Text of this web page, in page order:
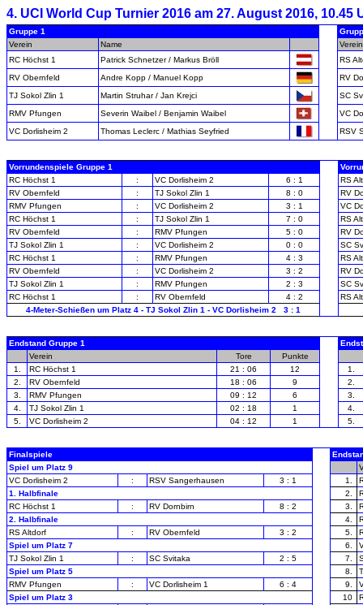
4. UCI World Cup Turnier 2016 am 27. August 2016,
Gruppe 1
Verein
Name
Verein
RC Höchst 1
Patrick Schnetzer / Markus Bröll
RS
RV Obernfeld
Andre Kopp / Manuel Kopp
RV
TJ Sokol Zlin 1
Martin Struhar / Jan Krejci
SC
RMV Pfungen
Severin Waibel / Benjamin Waibel
VC
VC Dorlisheim 2
Thomas Leclerc / Mathias Seyfried RSV
Vorrundenspiele Gruppe 1
RC Höchst 1
: VC Dorlisheim 2 6 : 1
RS
RV Obernfeld
: TJ Sokol Zlin 1 8 : 0
RV
RMV Pfungen
: VC Dorlisheim 2 3 : 1
VC
RC Höchst 1
: TJ Sokol Zlin 1 7 : 0
RS
RV Obernfeld
: RMV Pfungen 5 : 0
RV
TJ Sokol Zlin 1
: VC Dorlisheim 2 0 : 0
SC
RC Höchst 1
: RMV Pfungen 4 : 3
RS
RV Obernfeld
: VC Dorlisheim 2 3 : 2
RV
TJ Sokol Zlin 1
: RMV Pfungen 2 : 3
SC
RC Höchst 1
: RV Obernfeld 4 : 2
RS
4-Meter-Schießen um Platz 4 - TJ Sokol Zlin 1 - VC Dorlisheim 2 3 : 1
Endstand Gruppe 1
Verein Tore Punkte
1.
RC Höchst 1 21 : 06 12
1.
2.
RV Obernfeld 18 : 06 9
2.
3.
RMV Pfungen 09 : 12 6
3.
4.
TJ Sokol Zlin 1 02 : 18 1
4.
5.
VC Dorlisheim 2 04 : 12 1 5.
Finalspiele
Spiel um Platz 9
VC Dorlisheim 2
: RSV Sangerhausen 3 : 1 1.
1. Halbfinale
2.
RC Höchst 1
: RV Dornbirn 8 : 2 3.
2. Halbfinale
4.
RS Altdorf
: RV Obernfeld 3 : 2 5.
Spiel um Platz 7
6.
TJ Sokol Zlin 1
: SC Svitaka 2 : 5 7.
Spiel um Platz 5
8.
RMV Pfungen
: VC Dorlisheim 1 6 : 4 9.
Spiel um Platz 3
10